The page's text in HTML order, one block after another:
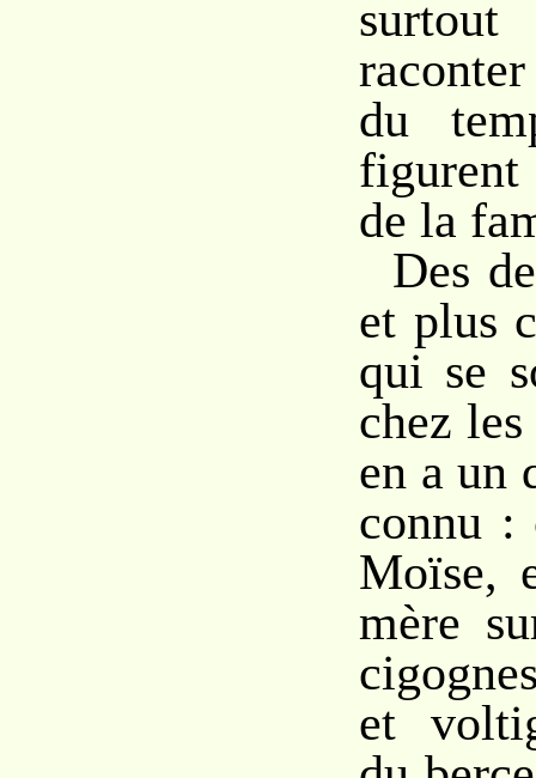
du
figurent
de la
Des
et plus
qui se
chez
en a un
connu :
Moïse,
mère
et